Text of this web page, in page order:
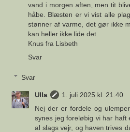
vand i morgen aften, men tit
håbe. Blæsten er vi vist alle
stønner af varme, det gør ikke
kan heller ikke lide det.
Knus fra Lisbeth
Svar
Svar
Ulla
1. juli 2025 kl. 21.40
Nej der er fordele og
synes jeg foreløbig vi har haft
al slags vejr, og haven trives